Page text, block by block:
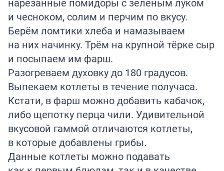
и чесноком, солим и перчим по вкусу.
Берём ломтики хлеба и намазываем
на них начинку. Трём на крупной тёрке сыр
и посыпаем им фарш.
Разогреваем духовку до 180 градусов.
Выпекаем котлеты в течение получаса.
Кстати, в фарш можно добавить кабачок,
либо щепотку перца чили. Удивительной
вкусовой гаммой отличаются котлеты,
в которые добавлены грибы.
Данные котлеты можно подавать